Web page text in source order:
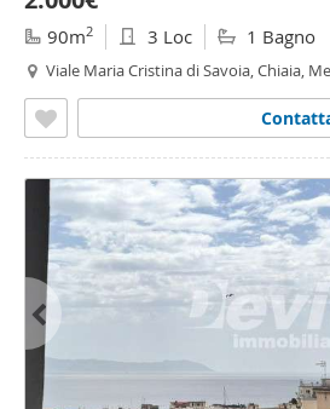
90m2 3 Loc 1 Bagno
Viale Maria Cristina di Savoia, Chiaia,